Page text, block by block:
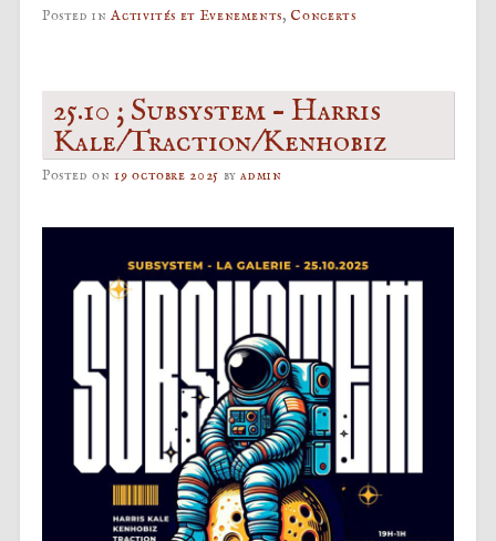
Posted inActivités et Evenements, Concerts
25.10 ; Subsystem – Harris
Kale/Traction/Kenhobiz
Posted on19 octobre 2025 byadmin